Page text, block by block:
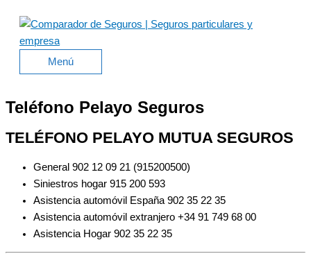
contenido
Menú
Menú
Teléfono Pelayo Seguros
TELÉFONO PELAYO MUTUA SEGUROS
General 902 12 09 21 (915200500)
Siniestros hogar 915 200 593
Asistencia automóvil España 902 35 22 35
Asistencia automóvil extranjero +34 91 749 68 00
Asistencia Hogar 902 35 22 35